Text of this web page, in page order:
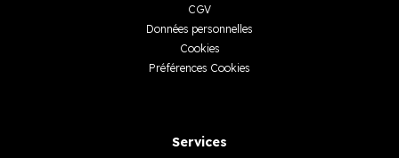
CGV
Données personnelles
Cookies
Préférences Cookies
Services